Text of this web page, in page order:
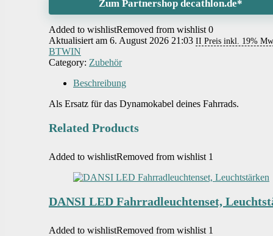
Zum Partnershop decathlon.de*
Added to wishlistRemoved from wishlist 0
Aktualisiert am 6. August 2026 21:03 II Preis inkl. 19%
BTWIN
Category: Zubehör
Beschreibung
Als Ersatz für das Dynamokabel deines Fahrrads.
Related Products
Added to wishlistRemoved from wishlist 1
DANSI LED Fahrradleuchtenset,
Added to wishlistRemoved from wishlist 1